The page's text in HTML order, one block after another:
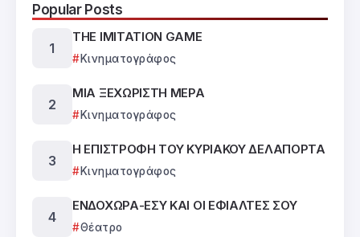
Popular Posts
THE IMITATION GAME
Κινηματογράφος
ΜΙΑ ΞΕΧΩΡΙΣΤΗ ΜΕΡΑ
Κινηματογράφος
Η ΕΠΙΣΤΡΟΦΗ ΤΟΥ ΚΥΡΙΑΚΟΥ ΔΕΛΑΠΟΡΤΑ
Κινηματογράφος
ΕΝΔΟΧΩΡΑ-ΕΣΥ ΚΑΙ ΟΙ ΕΦΙΑΛΤΕΣ ΣΟΥ
Θέατρο